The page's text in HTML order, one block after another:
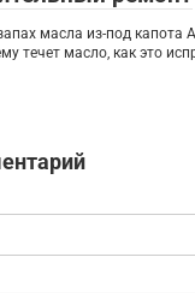
масла из-под капота
течет масло, как это